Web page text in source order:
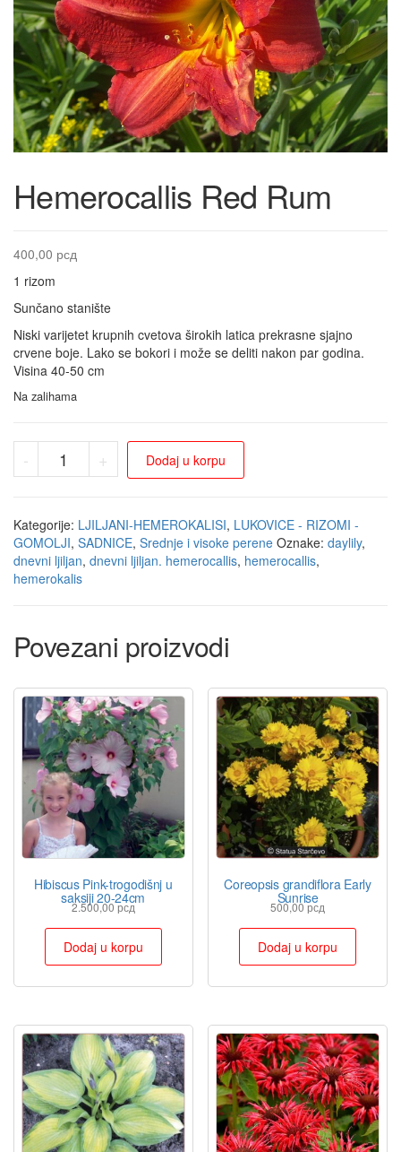
Hemerocallis Red Rum
400,00 рсд
1 rizom
Sunčano stanište
Niski varijetet krupnih cvetova širokih latica prekrasne sjajno
crvene boje. Lako se bokori i može se deliti nakon par godina.
Visina 40-50 cm
Na zalihama
- + Dodaj u korpu
Kategorije: LJILJANI-HEMEROKALISI, LUKOVICE - RIZOMI -
GOMOLJI, SADNICE, Srednje i visoke perene Oznake: daylily,
dnevni ljiljan, dnevni ljiljan. hemerocallis, hemerocallis,
hemerokalis
Povezani proizvodi
Hibiscus Pink-trogodišnj u
saksiji 20-24cm
2.500,00рсд
Dodaj u korpu
Coreopsis grandiflora Early
Sunrise
500,00рсд
Dodaj u korpu